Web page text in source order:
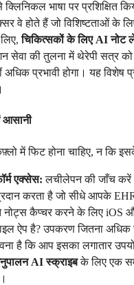
भाषा पर प्रशिक्षित
वे होते हैं जो विशिष्टताओं के
चिकित्सकों के लिए AI नोट
सेवा की तुलना में थेरेपी सत्र
प्रभावी होगा। यह विशेष
आसानी
में फिट होना चाहिए, न कि
एक्सेस: लचीलेपन की जाँच
करता है जो सीधे आपके
नोट्स कैप्चर करने के लिए iOS
ऐप है? उपकरण जितना अधिक
है कि आप इसका लगातार
AI स्क्राइबके लिए एक